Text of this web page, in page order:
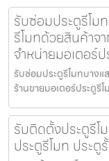
รับซ่อมประตูรีโม
รีโมทด้วยสินค้าจ
จำหน่ายมอเตอร์
รับซ่อมประตูรีโมทบาง
ร้านขายมอเตอร์ประตูรี
รับติดตั้งประตูรีโ
ประตูรีโมท ประตู